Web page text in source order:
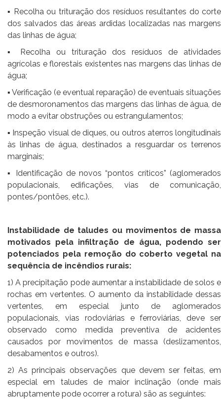
▪ Recolha ou trituração dos resíduos resultantes do corte
dos salvados das áreas ardidas localizadas nas margens
das linhas de água;
▪ Recolha ou trituração dos resíduos de atividades
agrícolas e florestais existentes nas margens das linhas de
água;
▪ Verificação (e eventual reparação) de eventuais situações
de desmoronamentos das margens das linhas de água, de
modo a evitar obstruções ou estrangulamentos;
▪ Inspeção visual de diques, ou outros aterros longitudinais
às linhas de água, destinados a resguardar os terrenos
marginais;
▪ Identificação de novos “pontos críticos” (aglomerados
populacionais, edificações, vias de comunicação,
pontes/pontões, etc.).
Instabilidade de taludes ou movimentos de massa
motivados pela infiltração de água, podendo ser
potenciados pela remoção do coberto vegetal na
sequência de incêndios rurais:
1) A precipitação pode aumentar a instabilidade de solos e
rochas em vertentes. O aumento da instabilidade dessas
vertentes, em especial junto de aglomerados
populacionais, vias rodoviárias e ferroviárias, deve ser
observado como medida preventiva de acidentes
causados por movimentos de massa (deslizamentos,
desabamentos e outros).
2) As principais observações que devem ser feitas, em
especial em taludes de maior inclinação (onde mais
abruptamente pode ocorrer a rotura) são as seguintes: